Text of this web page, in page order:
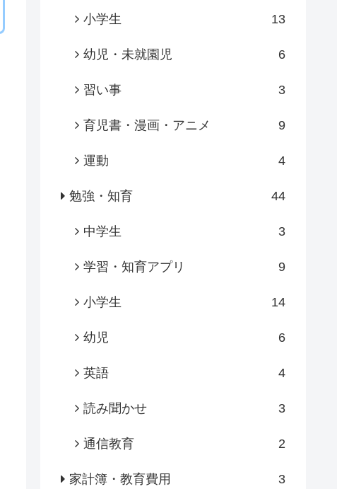
小学生 13
幼児・未就園児 6
習い事 3
育児書・漫画・アニメ 9
運動 4
勉強・知育 44
中学生 3
学習・知育アプリ 9
小学生 14
幼児 6
英語 4
読み聞かせ 3
通信教育 2
家計簿・教育費用 3